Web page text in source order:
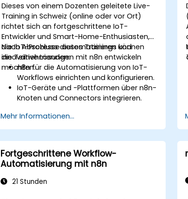
Dieses von einem Dozenten geleitete Live-
Training in Schweiz (online oder vor Ort)
richtet sich an fortgeschrittene IoT-
Entwickler und Smart-Home-Enthusiasten,
die IoT-Prozesse automatisieren und
innovative Lösungen mit n8n entwickeln
möchten.
Nach Abschluss dieses Trainings können
die Teilnehmenden:
n8n für die Automatisierung von IoT-
Workflows einrichten und konfigurieren.
IoT-Geräte und -Plattformen über n8n-
Knoten und Connectors integrieren.
implementieren, um IoT-Aufgaben und
-Prozesse zu automatisieren.
IoT-Protokolle wie MQTT und REST-APIs
in n8n-Workflows verwenden.
IoT-Automatisierungsworkflows
überwachen, Fehler beheben und
optimieren.
Mehr Informationen...
Fortgeschrittene Workflow-
Automatisierung mit n8n
21 Stunden